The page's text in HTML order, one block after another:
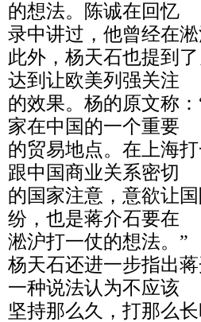
的想法。陈诚在回忆
录中讲过，他曾经在
此外，杨天石也提到
达到让欧美列强关注
的效果。杨的原文称
家在中国的一个重要
的贸易地点。在上海
跟中国商业关系密切
的国家注意，意欲让
纷，也是蒋介石要在
淞沪打一仗的想法。”
杨天石还进一步指出
一种说法认为不应该
坚持那么久，打那么